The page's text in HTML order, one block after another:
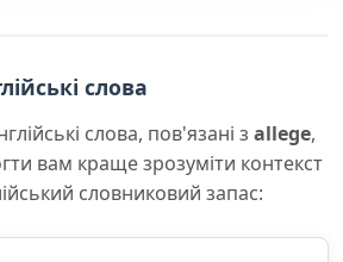
слова
слова, пов'язані з allege,
вам краще зрозуміти контекст
словниковий запас: